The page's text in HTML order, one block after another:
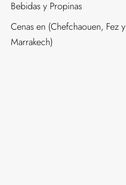
Bebidas y Propinas
Cenas en (Chefchaouen, Fez y
Marrakech)